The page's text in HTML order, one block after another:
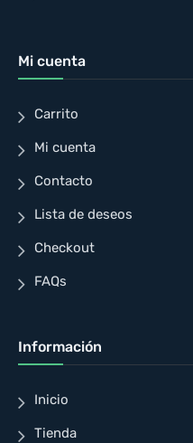
Mi cuenta
Carrito
Mi cuenta
Contacto
Lista de deseos
Checkout
FAQs
Información
Inicio
Tienda